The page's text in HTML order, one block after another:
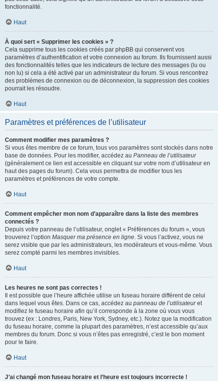
fonctionnalité.
Haut
À quoi sert « Supprimer les cookies » ?
Cela supprime tous les cookies créés par phpBB qui conservent vos
paramètres d’authentification et votre connexion au forum. Ils fournissent aussi
des fonctionnalités telles que les indicateurs de lecture des messages (lu ou
non lu) si cela a été activé par un administrateur du forum. Si vous rencontrez
des problèmes de connexion ou de déconnexion, la suppression des cookies
pourrait les résoudre.
Haut
Paramètres et préférences de l’utilisateur
Comment modifier mes paramètres ?
Si vous êtes membre de ce forum, tous vos paramètres sont stockés dans notre
base de données. Pour les modifier, accédez au Panneau de l’utilisateur
(généralement ce lien est accessible en cliquant sur votre nom d’utilisateur en
haut des pages du forum). Cela vous permettra de modifier tous les
paramètres et préférences de votre compte.
Haut
Comment empêcher mon nom d’apparaître dans la liste des membres
connectés ?
Depuis votre panneau de l’utilisateur, onglet « Préférences du forum », vous
trouverez l’option Masquer ma présence en ligne. Si vous l’activez, vous ne
serez visible que par les administrateurs, les modérateurs et vous-même. Vous
serez compté parmi les membres invisibles.
Haut
Les heures ne sont pas correctes !
Il est possible que l’heure affichée utilise un fuseau horaire différent de celui
dans lequel vous êtes. Dans ce cas, accédez au panneau de l’utilisateuret
modifiez le fuseau horaire afin qu’il corresponde à la zone où vous vous
trouvez (ex : Londres, Paris, New York, Sydney, etc.). Notez que la modification
du fuseau horaire, comme la plupart des paramètres, n’est accessible qu’aux
membres du forum. Donc si vous n’êtes pas enregistré, c’est le bon moment
pour le faire.
Haut
J’ai changé mon fuseau horaire et l’heure est toujours incorrecte !